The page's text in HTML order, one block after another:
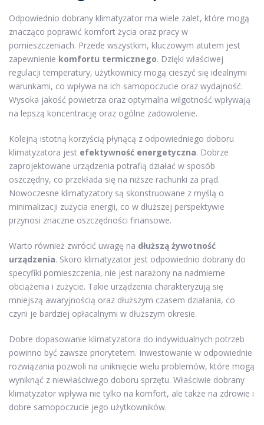
Odpowiednio dobrany klimatyzator ma wiele zalet, które mogą
znacząco poprawić komfort życia oraz pracy w
pomieszczeniach. Przede wszystkim, kluczowym atutem jest
zapewnienie komfortu termicznego. Dzięki właściwej
regulacji temperatury, użytkownicy mogą cieszyć się idealnymi
warunkami, co wpływa na ich samopoczucie oraz wydajność.
Wysoka jakość powietrza oraz optymalna wilgotność wpływają
na lepszą koncentrację oraz ogólne zadowolenie.
Kolejną istotną korzyścią płynącą z odpowiedniego doboru
klimatyzatora jest efektywność energetyczna. Dobrze
zaprojektowane urządzenia potrafią działać w sposób
oszczędny, co przekłada się na niższe rachunki za prąd.
Nowoczesne klimatyzatory są skonstruowane z myślą o
minimalizacji zużycia energii, co w dłuższej perspektywie
przynosi znaczne oszczędności finansowe.
Warto również zwrócić uwagę na dłuższą żywotność
urządzenia. Skoro klimatyzator jest odpowiednio dobrany do
specyfiki pomieszczenia, nie jest narażony na nadmierne
obciążenia i zużycie. Takie urządzenia charakteryzują się
mniejszą awaryjnością oraz dłuższym czasem działania, co
czyni je bardziej opłacalnymi w dłuższym okresie.
Dobre dopasowanie klimatyzatora do indywidualnych potrzeb
powinno być zawsze priorytetem. Inwestowanie w odpowiednie
rozwiązania pozwoli na uniknięcie wielu problemów, które mogą
wyniknąć z niewłaściwego doboru sprzętu. Właściwie dobrany
klimatyzator wpływa nie tylko na komfort, ale także na zdrowie i
dobre samopoczucie jego użytkowników.